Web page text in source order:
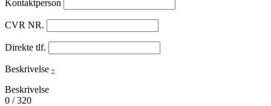
Kontaktperson
CVR NR.
Direkte tlf.
Beskrivelse -
Beskrivelse
0 /320